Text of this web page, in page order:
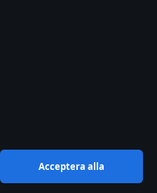
Acceptera alla